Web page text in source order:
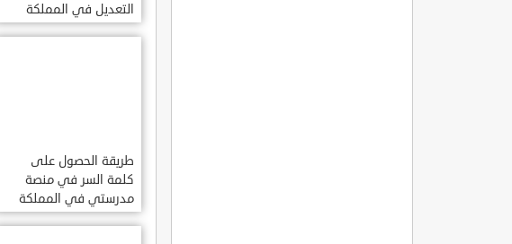
التعديل في المملكة
العربية السعودية
طريقة الحصول على
كلمة السر في منصة
مدرستي في المملكة
العربية السعودية